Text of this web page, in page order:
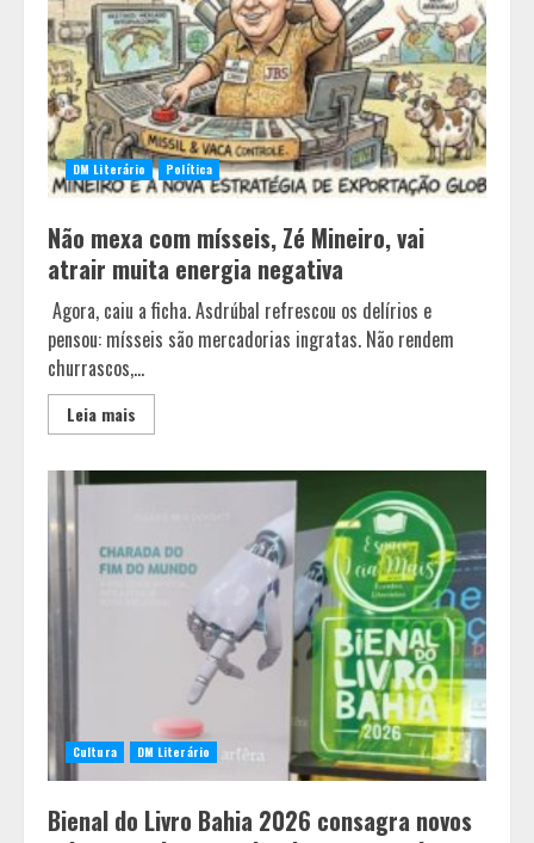
DM Literário Política
Não mexa com mísseis, Zé Mineiro, vai
atrair muita energia negativa
Agora, caiu a ficha. Asdrúbal refrescou os delírios e
pensou: mísseis são mercadorias ingratas. Não rendem
churrascos,...
Leia mais
Cultura DM Literário
Bienal do Livro Bahia 2026 consagra novos